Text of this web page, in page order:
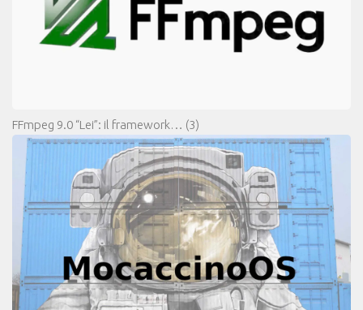
FFmpeg 9.0 “Lei”: il framework… (3)